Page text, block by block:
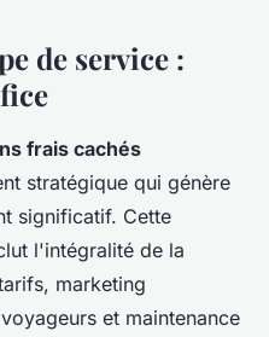
de service :
frais cachés
stratégique qui génère
significatif. Cette
l'intégralité de la
marketing
et maintenance